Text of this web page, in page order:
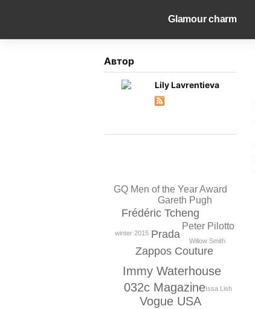
Glamour charm
Автор
Lily Lavrentieva
Vogue USA
032c Magazine
Immy Waterhouse
Zappos Couture
Prada
Frédéric Tcheng
GQ Men of the Year Award
Peter Pilotto
Gareth Pugh
Issa Lish
Willow Smith
winter 2015